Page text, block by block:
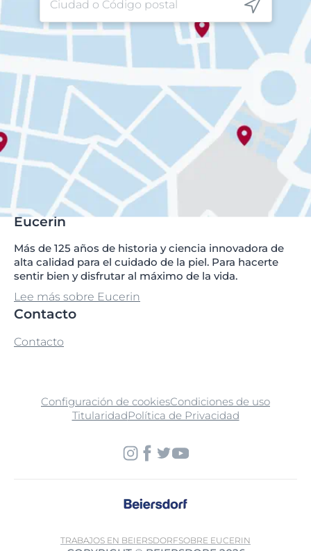
Eucerin
Más de 125 años de historia y ciencia innovadora de
alta calidad para el cuidado de la piel. Para hacerte
sentir bien y disfrutar al máximo de la vida.
Lee más sobre Eucerin
Contacto
Contacto
Configuración de cookiesCondiciones de uso
TitularidadPolítica de Privacidad
TRABAJOS EN BEIERSDORFSOBRE EUCERIN